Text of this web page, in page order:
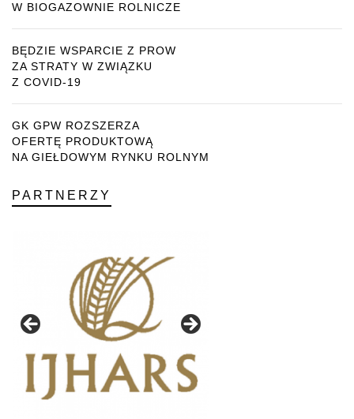
W BIOGAZOWNIE ROLNICZE
BĘDZIE WSPARCIE Z PROW
ZA STRATY W ZWIĄZKU
Z COVID-19
GK GPW ROZSZERZA
OFERTĘ PRODUKTOWĄ
NA GIEŁDOWYM RYNKU ROLNYM
PARTNERZY